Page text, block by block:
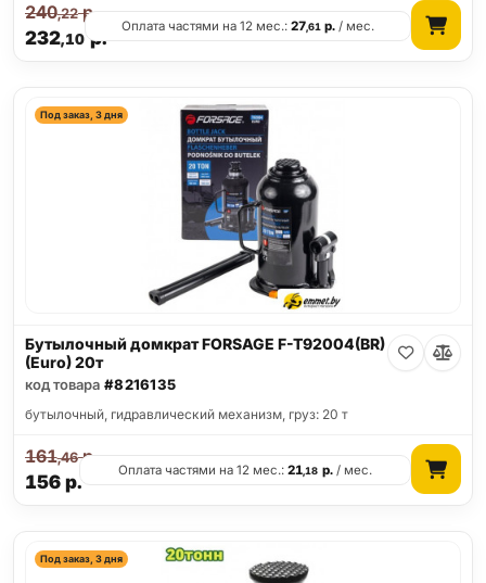
232,10р.
240,22р.
Оплата частями на 12 мес.:27,61 р. / мес.
Под заказ, 3 дня
Бутылочный домкрат FORSAGE F-T92004(BR)
(Euro) 20т
код товара #8216135
бутылочный, гидравлический механизм, груз: 20 т
156р.
161,46р.
Оплата частями на 12 мес.:21,18 р./ мес.
Под заказ, 3 дня